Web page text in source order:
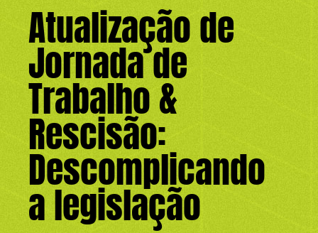
Atualização de
Jornada de
Trabalho &
Rescisão:
Descomplicando
a legislação